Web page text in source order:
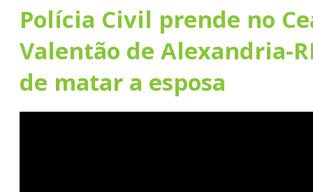
Polícia Civil prende no
Valentão de Alexandria-
de matar a esposa